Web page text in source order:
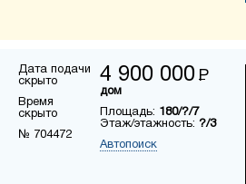
Дата подачи
скрыто
Время
скрыто
№ 704472
4 900 000 Р
дом
Площадь: 180/?/7
Этаж/этажность: ?/3
Автопоиск